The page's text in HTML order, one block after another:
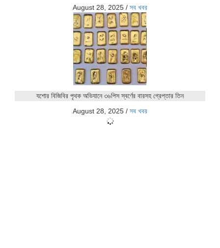
August 28, 2025 / সব খবর
যশোর বিজিবির পৃথক অভিযানে ৩৬পিস স্বর্ণের বারসহ গ্রেপ্তার তিন
August 28, 2025 / সব খবর